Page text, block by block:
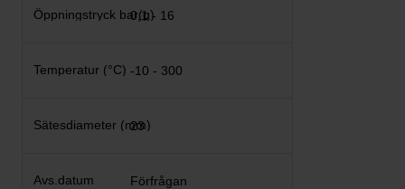
0,1 - 16
-10 - 300
23
Förfrågan